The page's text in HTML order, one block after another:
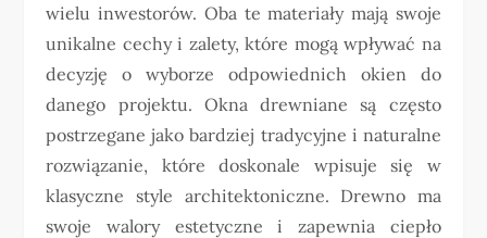
wielu inwestorów. Oba te materiały mają swoje
unikalne cechy i zalety, które mogą wpływać na
decyzję o wyborze odpowiednich okien do
danego projektu. Okna drewniane są często
postrzegane jako bardziej tradycyjne i naturalne
rozwiązanie, które doskonale wpisuje się w
klasyczne style architektoniczne. Drewno ma
swoje walory estetyczne i zapewnia ciepło